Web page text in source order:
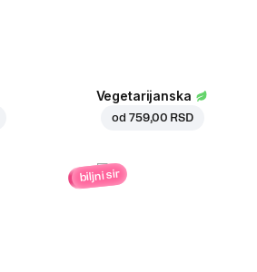
Vegetarijanska
od 759,00 RSD
biljni sir